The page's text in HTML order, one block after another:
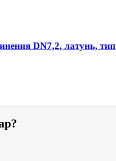
DN7,2, латунь, тип